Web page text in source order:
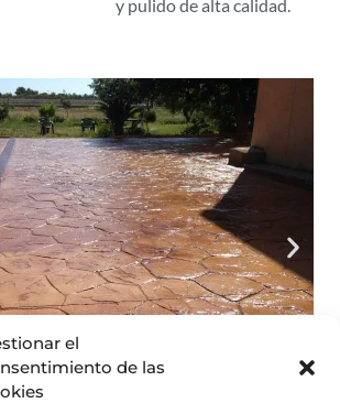
el
de las
y pulido de alta calidad.